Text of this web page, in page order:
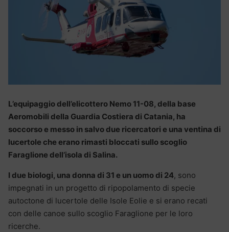
L’equipaggio dell’elicottero Nemo 11-08, della base
Aeromobili della Guardia Costiera di Catania, ha
soccorso e messo in salvo due ricercatori e una ventina di
lucertole che erano rimasti bloccati sullo scoglio
Faraglione dell’isola di Salina.
I due biologi, una donna di 31 e un uomo di 24, sono
impegnati in un progetto di ripopolamento di specie
autoctone di lucertole delle Isole Eolie e si erano recati
con delle canoe sullo scoglio Faraglione per le loro
ricerche.